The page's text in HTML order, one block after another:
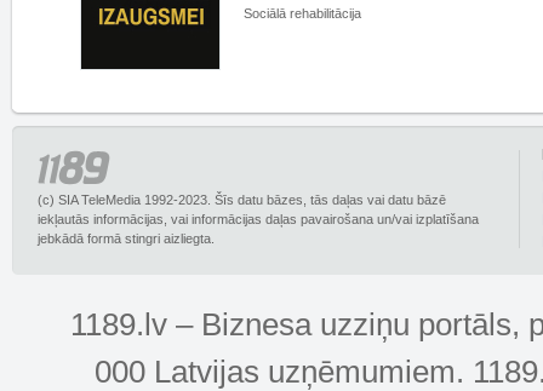
Sociālā rehabilitācija
(c) SIA TeleMedia 1992-2023. Šīs datu bāzes, tās daļas vai datu bāzē
iekļautās informācijas, vai informācijas daļas pavairošana un/vai izplatīšana
jebkādā formā stingri aizliegta.
1189.lv – Biznesa uzziņu portāls,
000 Latvijas uzņēmumiem.